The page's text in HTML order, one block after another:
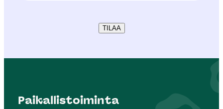
TILAA
Paikallistoiminta